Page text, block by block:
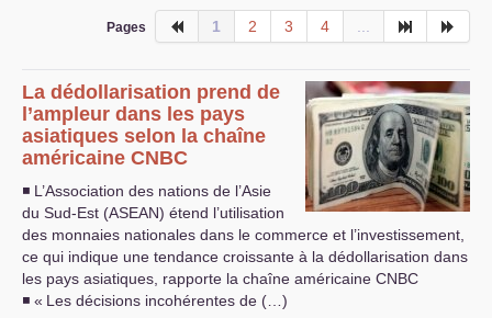
Pages 1 2 3 4
La dédollarisation prend de
l’ampleur dans les pays
asiatiques selon la chaîne
américaine CNBC
◾ L’Association des nations de l’Asie
du Sud-Est (ASEAN) étend l’utilisation
des monnaies nationales dans le commerce et l’investissement,
ce qui indique une tendance croissante à la dédollarisation dans
les pays asiatiques, rapporte la chaîne américaine CNBC
◾ « Les décisions incohérentes de (…)